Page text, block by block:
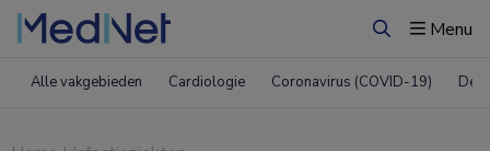
ZoekenMenu
Alle vakgebieden Cardiologie Coronavirus (COVID-19)